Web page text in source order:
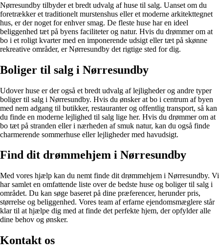
Nørresundby tilbyder et bredt udvalg af huse til salg. Uanset om du
foretrækker et traditionelt murstenshus eller et moderne arkitekttegnet
hus, er der noget for enhver smag. De fleste huse har en ideel
beliggenhed tæt på byens faciliteter og natur. Hvis du drømmer om at
bo i et roligt kvarter med en imponerende udsigt eller tæt på skønne
rekreative områder, er Nørresundby det rigtige sted for dig.
Boliger til salg i Nørresundby
Udover huse er der også et bredt udvalg af lejligheder og andre typer
boliger til salg i Nørresundby. Hvis du ønsker at bo i centrum af byen
med nem adgang til butikker, restauranter og offentlig transport, så kan
du finde en moderne lejlighed til salg lige her. Hvis du drømmer om at
bo tæt på stranden eller i nærheden af ​​smuk natur, kan du også finde
charmerende sommerhuse eller lejligheder med havudsigt.
Find dit drømmehjem i Nørresundby
Med vores hjælp kan du nemt finde dit drømmehjem i Nørresundby. Vi
har samlet en omfattende liste over de bedste huse og boliger til salg i
området. Du kan søge baseret på dine præferencer, herunder pris,
størrelse og beliggenhed. Vores team af erfarne ejendomsmæglere står
klar til at hjælpe dig med at finde det perfekte hjem, der opfylder alle
dine behov og ønsker.
Kontakt os